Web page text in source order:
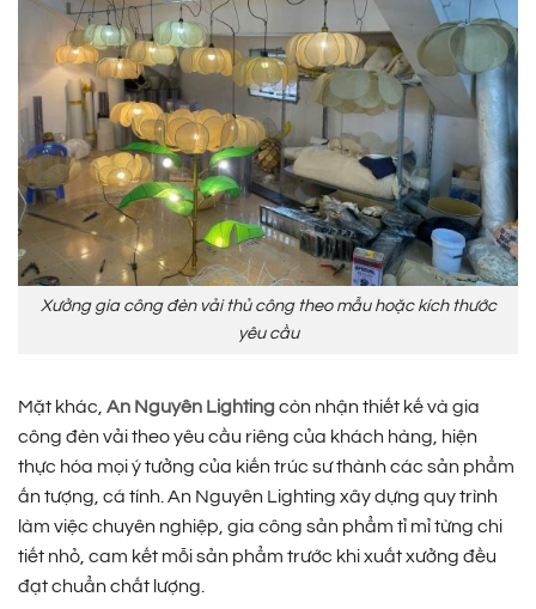
Xưởng gia công đèn vải thủ công theo mẫu hoặc kích thước
yêu cầu
Mặt khác, An Nguyên Lightingcòn nhận thiết kế và gia
công đèn vải theo yêu cầu riêng của khách hàng, hiện
thực hóa mọi ý tưởng của kiến trúc sư thành các sản phẩm
ấn tượng, cá tính. An Nguyên Lighting xây dựng quy trình
làm việc chuyên nghiệp, gia công sản phẩm tỉ mỉ từng chi
tiết nhỏ, cam kết mỗi sản phẩm trước khi xuất xưởng đều
đạt chuẩn chất lượng.